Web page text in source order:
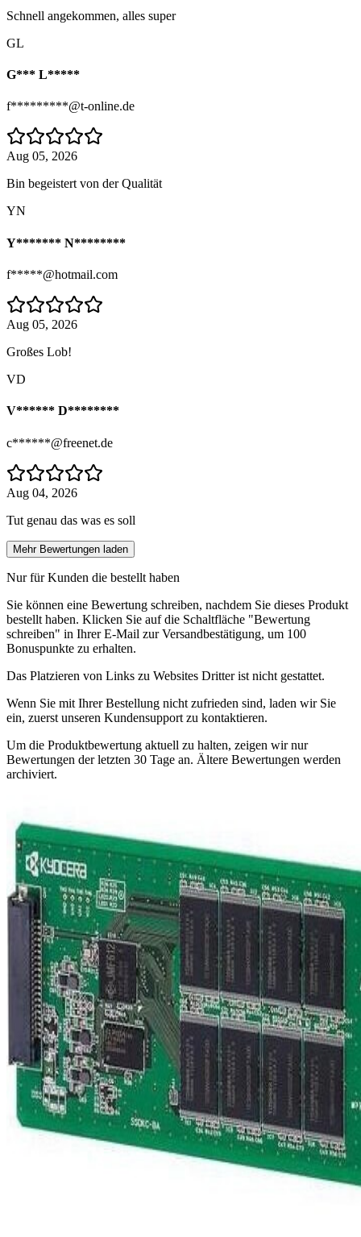
Schnell angekommen, alles super
GL
G*** L*****
f*********@t-online.de
Aug 05, 2026
Bin begeistert von der Qualität
YN
Y******* N********
f*****@hotmail.com
Aug 05, 2026
Großes Lob!
VD
V****** D********
c******@freenet.de
Aug 04, 2026
Tut genau das was es soll
Mehr Bewertungen laden
Nur für Kunden die bestellt haben
Sie können eine Bewertung schreiben, nachdem Sie dieses Produkt
bestellt haben. Klicken Sie auf die Schaltfläche "Bewertung
schreiben" in Ihrer E-Mail zur Versandbestätigung, um 100
Bonuspunkte zu erhalten.
Das Platzieren von Links zu Websites Dritter ist nicht gestattet.
Wenn Sie mit Ihrer Bestellung nicht zufrieden sind, laden wir Sie
ein, zuerst unseren Kundensupport zu kontaktieren.
Um die Produktbewertung aktuell zu halten, zeigen wir nur
Bewertungen der letzten 30 Tage an. Ältere Bewertungen werden
archiviert.